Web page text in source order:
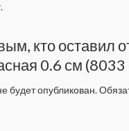
кто оставил
0.6 см (8033
будет опубликован.